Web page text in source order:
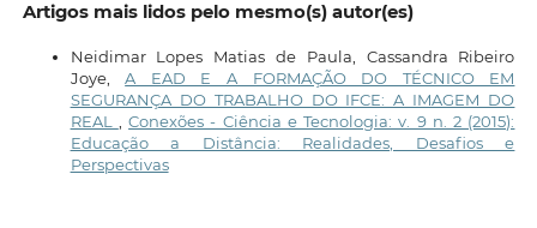
Artigos mais lidos pelo mesmo(s) autor(es)
Neidimar Lopes Matias de Paula, Cassandra Ribeiro
Joye,A EAD E A FORMAÇÃO DO TÉCNICO EM
SEGURANÇA DO TRABALHO DO IFCE: A IMAGEM DO
REAL
,Conexões - Ciência e Tecnologia: v. 9 n. 2 (2015):
Educação a Distância: Realidades, Desafios e
Perspectivas